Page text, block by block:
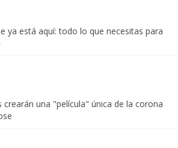
ya está aquí: todo lo que necesitas para
crearán una "película" única de la corona